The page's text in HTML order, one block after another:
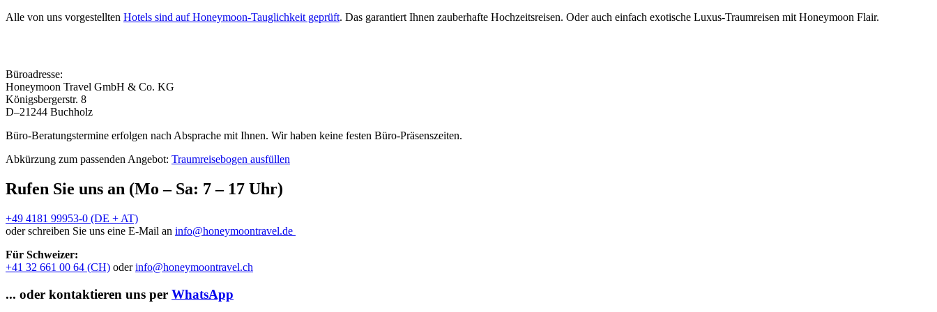
Alle von uns vorgestellten Hotels sind auf Honeymoon-Tauglichkeit geprüft. Das garantiert Ihnen zauberhafte Hochzeitsreisen. Oder auch einfach exotische Luxus-Traumreisen mit Honeymoon Flair.
Büroadresse:
Honeymoon Travel GmbH & Co. KG
Königsbergerstr. 8
D–21244 Buchholz
Büro-Beratungstermine erfolgen nach Absprache mit Ihnen. Wir haben keine festen Büro-Präsenszeiten.
Abkürzung zum passenden Angebot: Traumreisebogen ausfüllen
Rufen Sie uns an (Mo – Sa: 7 – 17 Uhr)
+49 4181 99953-0 (DE + AT)
oder schreiben Sie uns eine E-Mail an info@honeymoontravel.de
Für Schweizer:
+41 32 661 00 64 (CH) oderinfo@honeymoontravel.ch
... oder kontaktieren uns per WhatsApp